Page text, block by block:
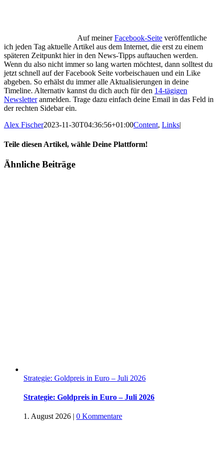
Auf meinerFacebook-Seite veröffentliche
ich jeden Tag aktuelle Artikel aus dem Internet, die erst zu einem
späteren Zeitpunkt hier in den News-Tipps auftauchen werden.
Wenn du also nicht immer so lang warten möchtest, dann solltest du
jetzt schnell auf der Facebook Seite vorbeischauen und ein Like
abgeben. So erhälst du immer alle Aktualisierungen in deine
Timeline. Alternativ kannst du dich auch für den 14-tägigen
Newsletteranmelden. Trage dazu einfach deine Email in das Feld in
der rechten Sidebar ein.
Alex Fischer2023-11-30T04:36:56+01:00Content, Links|
Teile diesen Artikel, wähle Deine Plattform!
Facebook
Twitter
Reddit
LinkedIn
Tumblr
Pinterest
Vk
E-
Ähnliche Beiträge
Strategie: Goldpreis in Euro – Juli 2026
Strategie: Goldpreis in Euro – Juli 2026
1. August 2026 0 Kommentare